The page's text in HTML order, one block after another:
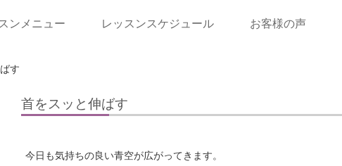
ンメニュー レッスンスケジュール お客様の声
す
首をスッと伸ばす
今日も気持ちの良い青空が広がってきます。